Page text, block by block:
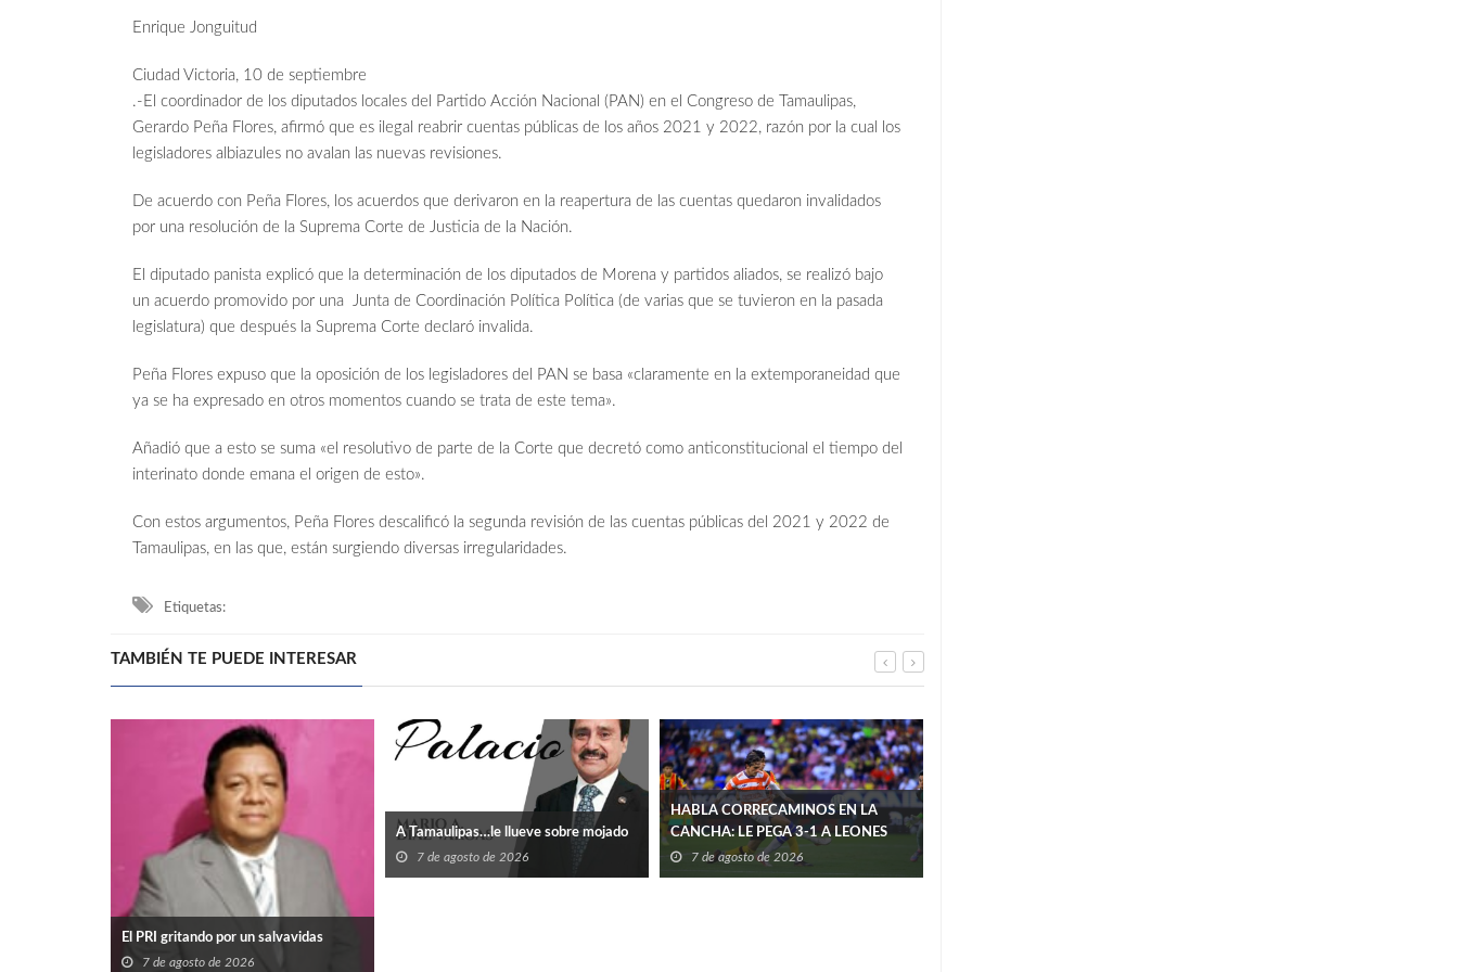
Enrique Jonguitud
Ciudad Victoria, 10 de septiembre
.-El coordinador de los diputados locales del Partido Acción Nacional (PAN) en el Congreso de Tamaulipas,
Gerardo Peña Flores, afirmó que es ilegal reabrir cuentas públicas de los años 2021 y 2022, razón por la cual los
legisladores albiazules no avalan las nuevas revisiones.
De acuerdo con Peña Flores, los acuerdos que derivaron en la reapertura de las cuentas quedaron invalidados
por una resolución de la Suprema Corte de Justicia de la Nación.
El diputado panista explicó que la determinación de los diputados de Morena y partidos aliados, se realizó bajo
un acuerdo promovido por una Junta de Coordinación Política Política (de varias que se tuvieron en la pasada
legislatura) que después la Suprema Corte declaró invalida.
Peña Flores expuso que la oposición de los legisladores del PAN se basa «claramente en la extemporaneidad que
ya se ha expresado en otros momentos cuando se trata de este tema».
Añadió que a esto se suma «el resolutivo de parte de la Corte que decretó como anticonstitucional el tiempo del
interinato donde emana el origen de esto».
Con estos argumentos, Peña Flores descalificó la segunda revisión de las cuentas públicas del 2021 y 2022 de
Tamaulipas, en las que, están surgiendo diversas irregularidades.
Etiquetas:
TAMBIÉN TE PUEDE INTERESAR
El PRI gritando por un salvavidas
7 de agosto de 2026
A Tamaulipas…le llueve sobre mojado
7 de agosto de 2026
HABLA CORRECAMINOS EN LA
CANCHA: LE PEGA 3-1 A LEONES
NEGROS
7 de agosto de 2026